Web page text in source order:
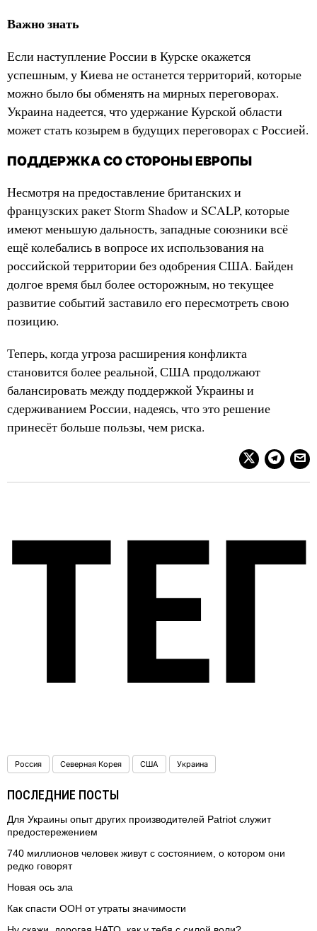
Важно знать
Если наступление России в Курске окажется
успешным, у Киева не останется территорий, которые
можно было бы обменять на мирных переговорах.
Украина надеется, что удержание Курской области
может стать козырем в будущих переговорах с Россией.
ПОДДЕРЖКА СО СТОРОНЫ ЕВРОПЫ
Несмотря на предоставление британских и
французских ракет Storm Shadow и SCALP, которые
имеют меньшую дальность, западные союзники всё
ещё колебались в вопросе их использования на
российской территории без одобрения США. Байден
долгое время был более осторожным, но текущее
развитие событий заставило его пересмотреть свою
позицию.
Теперь, когда угроза расширения конфликта
становится более реальной, США продолжают
балансировать между поддержкой Украины и
сдерживанием России, надеясь, что это решение
принесёт больше пользы, чем риска.
Россия Северная Корея США Украина
ПОСЛЕДНИЕ ПОСТЫ
Для Украины опыт других производителей Patriot служит
предостережением
740 миллионов человек живут с состоянием, о котором они
редко говорят
Новая ось зла
Как спасти ООН от утраты значимости